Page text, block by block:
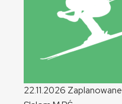
22.11.2026 Zaplanowane